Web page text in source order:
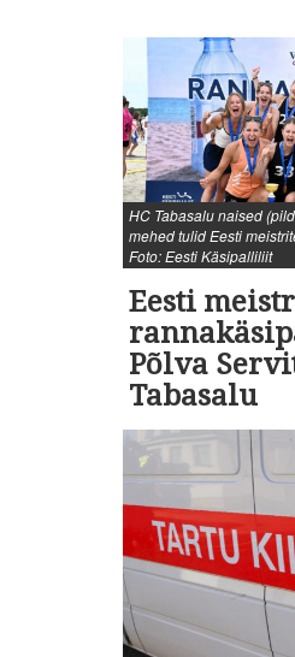
HC Tabasalu naised
mehed tulid Eesti
Foto: Eesti Käsipalliliit
Eesti
Põlva
Tabasalu